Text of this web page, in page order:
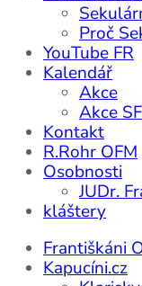
Proč
YouTube FR
Kalendář
Akce
Akce
Kontakt
R.Rohr OFM
Osobnosti
JUDr.
kláštery
Františkáni
Kapucíni.cz